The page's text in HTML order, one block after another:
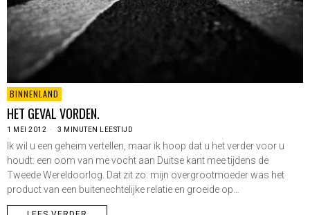
BINNENLAND
HET GEVAL VORDEN.
1 MEI 2012 3 MINUTEN LEESTIJD
Ik wil u een geheim vertellen, maar ik hoop dat u het verder voor u
houdt: een oom van me vocht aan Duitse kant mee tijdens de
Tweede Wereldoorlog. Dat zit zo: mijn overgrootmoeder was het
product van een buitenechtelijke relatie en groeide op…